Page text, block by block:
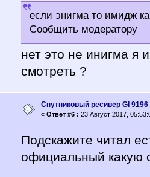
если энигма то имидж
Сообщить модератору
нет это не инигма я
смотреть ?
Спутниковый ресивер GI
« Ответ #6 : 23 Август 2017,
Подскажите читал
официальный какую